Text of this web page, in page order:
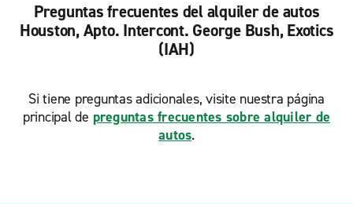
Preguntas frecuentes del alquiler de autos
Houston, Apto. Intercont. George Bush, Exotics
(IAH)
Si tiene preguntas adicionales, visite nuestra página
principal de preguntas frecuentes sobre alquiler de
autos.